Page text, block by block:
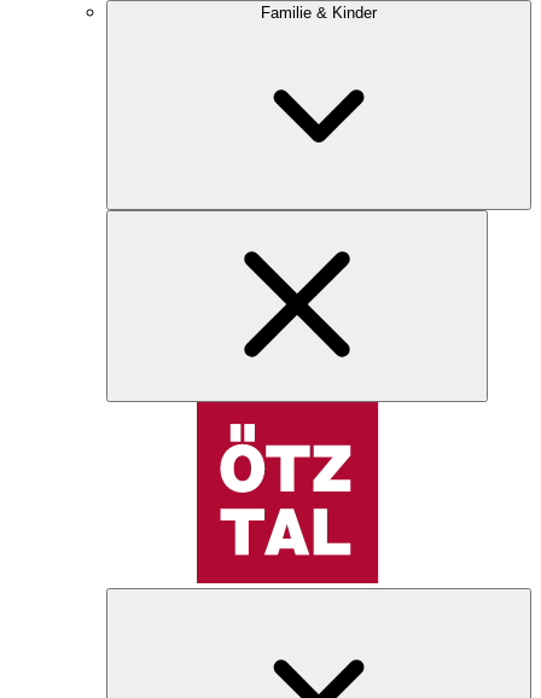
Familie & Kinder